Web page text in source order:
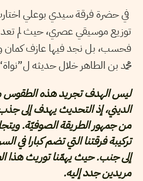
في حضرة فرقة سيدي بوعلي
توزيع موسيقي عصري، حيث لم
فحسب، بل نجد فيها عازف كمان
محمد بن الطاهر خلال حديثه
ليس الهدف تجريد هذه الطقوس
الديني، إذ التحديث يهدف إلى
من جمهور الطريقة الصوفيّة.
تركيبة فرقتنا التي تضم كبارا في
إلى جنب. حيث يهمّنا توريث
مريدين جدد إليه.